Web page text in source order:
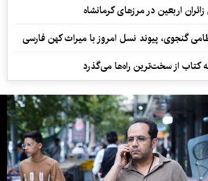
گنجوی، پیوند نسل امروز با میراث کهن فارسی
کتاب از سخت‌ترین راه‌ها می‌گذرد